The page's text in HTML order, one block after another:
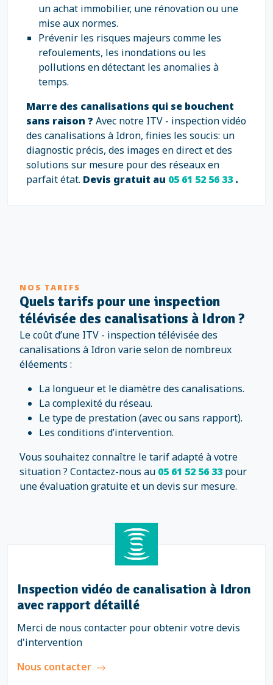
un achat immobilier, une rénovation ou une
mise aux normes.
Prévenir les risques majeurs comme les
refoulements, les inondations ou les
pollutions en détectant les anomalies à
temps.
Marre des canalisations qui se bouchent
sans raison ? Avec notre ITV - inspection vidéo
des canalisations à Idron, finies les soucis: un
diagnostic précis, des images en direct et des
solutions sur mesure pour des réseaux en
parfait état. Devis gratuit au 05 61 52 56 33 .
NOS TARIFS
Quels tarifs pour une inspection
télévisée des canalisations à Idron ?
Le coût d’une ITV - inspection télévisée des
canalisations à Idron varie selon de nombreux
éléements :
La longueur et le diamètre des canalisations.
La complexité du réseau.
Le type de prestation (avec ou sans rapport).
Les conditions d’intervention.
Vous souhaitez connaître le tarif adapté à votre
situation ? Contactez-nous au 05 61 52 56 33 pour
une évaluation gratuite et un devis sur mesure.
Inspection vidéo de canalisation à Idron
avec rapport détaillé
Merci de nous contacter pour obtenir votre devis
d'intervention
Nous contacter